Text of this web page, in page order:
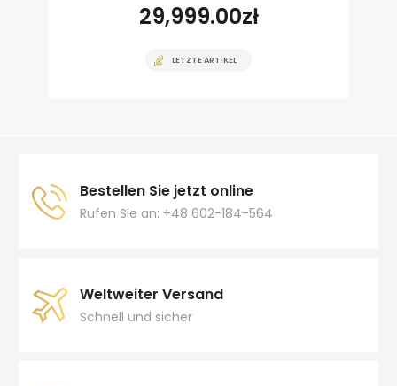
29,999.00zł
LETZTE ARTIKEL
Bestellen Sie jetzt online
Rufen Sie an: +48 602-184-564
Weltweiter Versand
Schnell und sicher